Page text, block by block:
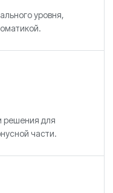
уровня,
решения для
части.